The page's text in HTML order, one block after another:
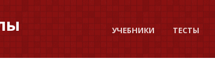
УЧЕБНИКИ ТЕСТЫ